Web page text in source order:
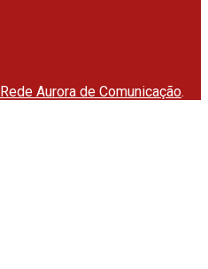
Rede Aurora de Comunicação.